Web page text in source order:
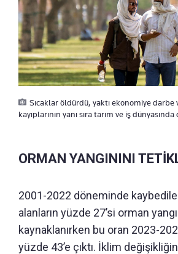
Sıcaklar öldürdü, yaktı ekonomiye darbe
kayıplarının yanı sıra tarım ve iş
ORMAN YANGININI
2001-2022 döneminde
alanların yüzde 27’si orman
kaynaklanırken bu oran 2023-
yüzde 43’e çıktı. İklim